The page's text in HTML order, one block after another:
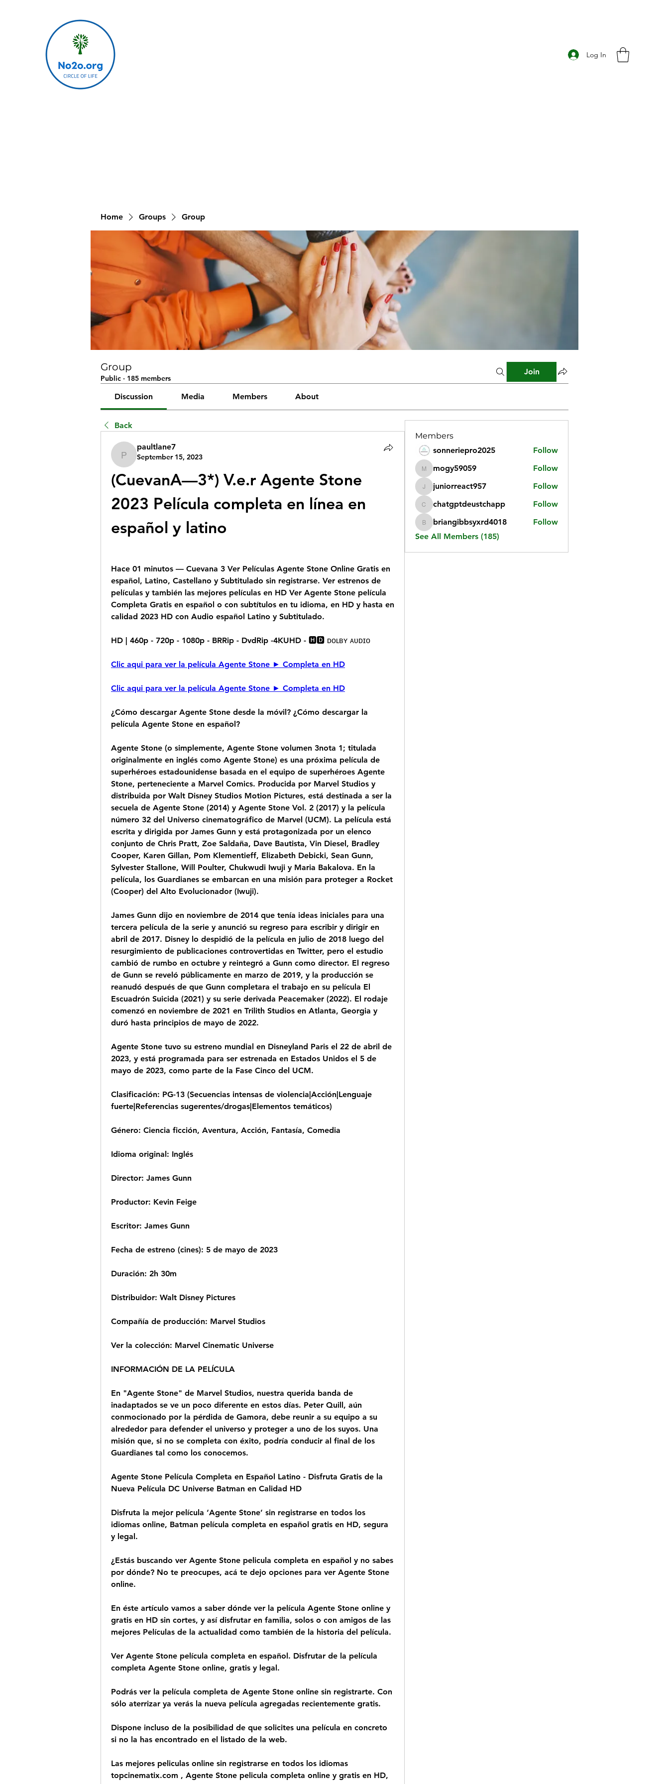
Log In
Home Groups Group
Group
Public · 185 members
Join
Discussion Media Members About
Back
paultlane7
paultlane7
September 15, 2023
(CuevanA—3*) V.e.r Agente Stone
2023 Película completa en línea en
español y latino
Hace 01 minutos — Cuevana 3 Ver Películas Agente Stone Online Gratis en
español, Latino, Castellano y Subtitulado sin registrarse. Ver estrenos de
películas y también las mejores películas en HD Ver Agente Stone película
Completa Gratis en español o con subtítulos en tu idioma, en HD y hasta en
calidad 2023 HD con Audio español Latino y Subtitulado.
HD | 460p - 720p - 1080p - BRRip - DvdRip -4KUHD - 🅷🅳 ᴅᴏʟʙʏ ᴀᴜᴅɪᴏ
Clic aqui para ver la película Agente Stone ► Completa en HD
Clic aqui para ver la película Agente Stone ► Completa en HD
¿Cómo descargar Agente Stone desde la móvil? ¿Cómo descargar la
película Agente Stone en español?
Agente Stone (o simplemente, Agente Stone volumen 3nota 1; titulada
originalmente en inglés como Agente Stone) es una próxima película de
superhéroes estadounidense basada en el equipo de superhéroes Agente
Stone, perteneciente a Marvel Comics. Producida por Marvel Studios y
distribuida por Walt Disney Studios Motion Pictures, está destinada a ser la
secuela de Agente Stone (2014) y Agente Stone Vol. 2 (2017) y la película
número 32 del Universo cinematográfico de Marvel (UCM). La película está
escrita y dirigida por James Gunn y está protagonizada por un elenco
conjunto de Chris Pratt, Zoe Saldaña, Dave Bautista, Vin Diesel, Bradley
Cooper, Karen Gillan, Pom Klementieff, Elizabeth Debicki, Sean Gunn,
Sylvester Stallone, Will Poulter, Chukwudi Iwuji y Maria Bakalova. En la
película, los Guardianes se embarcan en una misión para proteger a Rocket
(Cooper) del Alto Evolucionador (Iwuji).
James Gunn dijo en noviembre de 2014 que tenía ideas iniciales para una
tercera película de la serie y anunció su regreso para escribir y dirigir en
abril de 2017. Disney lo despidió de la película en julio de 2018 luego del
resurgimiento de publicaciones controvertidas en Twitter, pero el estudio
cambió de rumbo en octubre y reintegró a Gunn como director. El regreso
de Gunn se reveló públicamente en marzo de 2019, y la producción se
reanudó después de que Gunn completara el trabajo en su película El
Escuadrón Suicida (2021) y su serie derivada Peacemaker (2022). El rodaje
comenzó en noviembre de 2021 en Trilith Studios en Atlanta, Georgia y
duró hasta principios de mayo de 2022.
Agente Stone tuvo su estreno mundial en Disneyland Paris el 22 de abril de
2023, y está programada para ser estrenada en Estados Unidos el 5 de
mayo de 2023, como parte de la Fase Cinco del UCM.
Clasificación: PG-13 (Secuencias intensas de violencia|Acción|Lenguaje
fuerte|Referencias sugerentes/drogas|Elementos temáticos)
Género: Ciencia ficción, Aventura, Acción, Fantasía, Comedia
Idioma original: Inglés
Director: James Gunn
Productor: Kevin Feige
Escritor: James Gunn
Fecha de estreno (cines): 5 de mayo de 2023
Duración: 2h 30m
Distribuidor: Walt Disney Pictures
Compañía de producción: Marvel Studios
Ver la colección: Marvel Cinematic Universe
INFORMACIÓN DE LA PELÍCULA
En "Agente Stone" de Marvel Studios, nuestra querida banda de
inadaptados se ve un poco diferente en estos días. Peter Quill, aún
conmocionado por la pérdida de Gamora, debe reunir a su equipo a su
alrededor para defender el universo y proteger a uno de los suyos. Una
misión que, si no se completa con éxito, podría conducir al final de los
Guardianes tal como los conocemos.
Agente Stone Película Completa en Español Latino - Disfruta Gratis de la
Nueva Película DC Universe Batman en Calidad HD
Disfruta la mejor película ‘Agente Stone’ sin registrarse en todos los
idiomas online, Batman película completa en español gratis en HD, segura
y legal.
¿Estás buscando ver Agente Stone pelicula completa en español y no sabes
por dónde? No te preocupes, acá te dejo opciones para ver Agente Stone
online.
En éste artículo vamos a saber dónde ver la película Agente Stone online y
gratis en HD sin cortes, y así disfrutar en familia, solos o con amigos de las
mejores Películas de la actualidad como también de la historia del película.
Ver Agente Stone película completa en español. Disfrutar de la película
completa Agente Stone online, gratis y legal.
Podrás ver la película completa de Agente Stone online sin registrarte. Con
sólo aterrizar ya verás la nueva película agregadas recientemente gratis.
Dispone incluso de la posibilidad de que solicites una película en concreto
si no la has encontrado en el listado de la web.
Las mejores peliculas online sin registrarse en todos los idiomas
topcinematix.com , Agente Stone pelicula completa online y gratis en HD,
Members
sonneriepro2025
Follow
mogy59059
mogy59059 Follow
juniorreact957
juniorreact957 Follow
chatgptdeustchapp
chatgptdeustchapp Follow
briangibbsyxrd4018
briangibbsyxrd4018
Follow
See All Members (185)